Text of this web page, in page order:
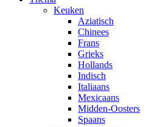
Keuken
Aziatisch
Chinees
Frans
Grieks
Hollands
Indisch
Italiaans
Mexicaans
Midden-Oosters
Spaans